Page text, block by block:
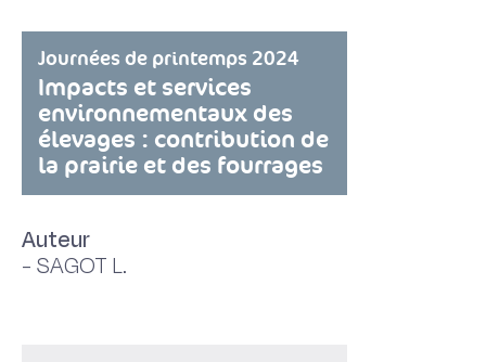
Journées de printemps 2024
Impacts et services
environnementaux des
élevages : contribution de
la prairie et des fourrages
Auteur
- SAGOT L.